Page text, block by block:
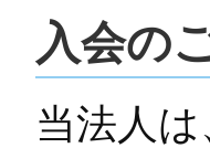
入会の
当法人